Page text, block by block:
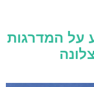
על המדרגות